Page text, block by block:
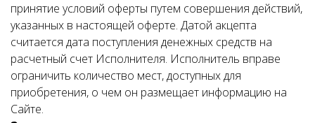
принятие условий оферты путем совершения действий,
указанных в настоящей оферте. Датой акцепта
считается дата поступления денежных средств на
расчетный счет Исполнителя. Исполнитель вправе
ограничить количество мест, доступных для
приобретения, о чем он размещает информацию на
Сайте.